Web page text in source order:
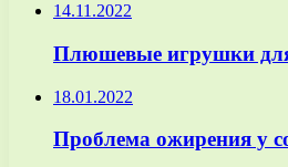
14.11.2022
Плюшевые игрушки
18.01.2022
Проблема ожирения у